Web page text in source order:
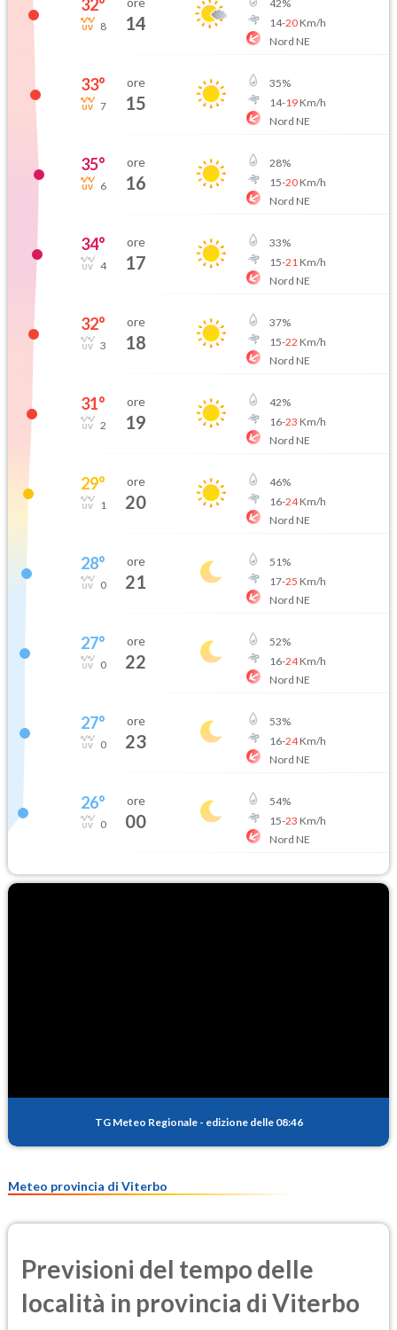
32°
8 14
42%
14-20Km/h
Nord NE
33°
7
ore
15
35%
14-19Km/h
Nord NE
35°
6
ore
16
28%
15-20Km/h
Nord NE
34°
4
ore
17
33%
15-21 Km/h
Nord NE
32°
3
ore
18
37%
15-22 Km/h
Nord NE
31°
2
ore
19
42%
16-23 Km/h
Nord NE
29°
1
ore
20
46%
16-24Km/h
Nord NE
28°
0
ore
21
51%
17-25 Km/h
Nord NE
27°
0
ore
22
52%
16-24Km/h
Nord NE
27°
0
ore
23
53%
16-24Km/h
Nord NE
26°
0
ore
00
54%
15-23 Km/h
Nord NE
TG Meteo Regionale - edizione delle 08:46
Meteo provincia di Viterbo
Previsioni del tempo delle
località in provincia di Viterbo